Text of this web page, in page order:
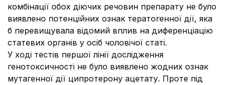
комбінації обох діючих речовин препарату не було
виявлено потенційних ознак тератогенної дії, яка
б перевищувала відомий вплив на диференціацію
статевих органів у осіб чоловічої статі.
У ході тестів першої лінії дослідження
генотоксичності не було виявлено жодних ознак
мутагенної дії ципротерону ацетату. Проте під